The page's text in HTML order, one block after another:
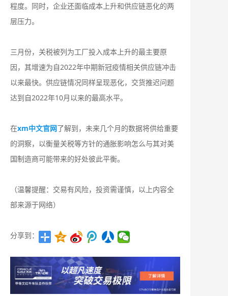
程度。同时，企业还面临成本上升和供应链恶化的两
层压力。
三月份，关税被列为工厂投入成本上升的最主要原
因，其增速为自2022年中期新冠疫情相关供应链冲击
以来最快。供应链情况同样呈现恶化，交货推迟问题
达到自2022年10月以来的最高水平。
在xm中文官网了解到，未来几个月的数据将供给重要
的洞察，以衡量关税等方针的通胀影响怎么与其对美
国制造商可能带来的好处彼此平衡。
（温馨提醒：交易有风险，投资需谨慎，以上内容全
部来源于网络）
分享到：